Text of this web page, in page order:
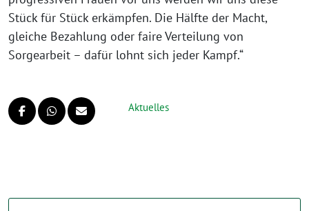
Stück für Stück erkämpfen. Die Hälfte der Macht,
gleiche Bezahlung oder faire Verteilung von
Sorgearbeit – dafür lohnt sich jeder Kampf.“
Aktuelles